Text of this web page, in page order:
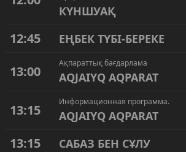
КҮНШУАҚ
12:45 ЕҢБЕК ТҮБІ-БЕРЕКЕ
13:00
Ақпараттық бағдарлама
AQJAIYQ AQPARAT
13:15
Информационная программа.
AQJAIYQ AQPARAT
13:15 САБАЗ БЕН СҰЛУ